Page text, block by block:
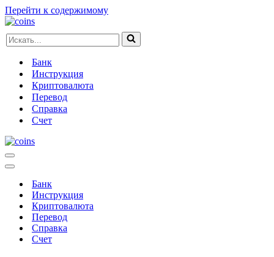
Перейти к содержимому
Искать...
Банк
Инструкция
Криптовалюта
Перевод
Справка
Счет
Меню
навигации
Меню
навигацииБанк
Инструкция
Криптовалюта
Перевод
Справка
Счет